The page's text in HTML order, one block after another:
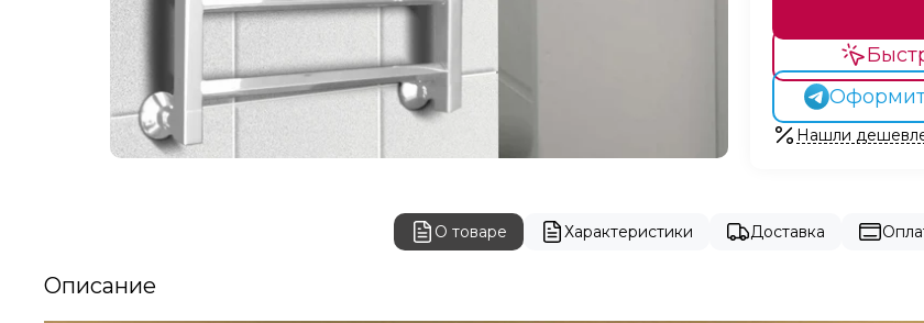
Нашли
О товаре Характеристики Доставка
Описание